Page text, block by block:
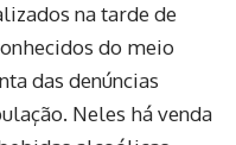
na tarde de
do meio
das denúncias
Neles há venda